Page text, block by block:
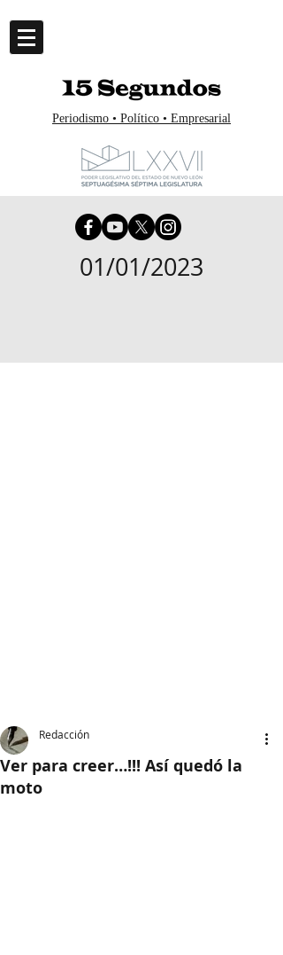
Periodismo • Político • Empresarial
01/01/2023
Ver para creer…!!! Así quedó la
moto
Redacción